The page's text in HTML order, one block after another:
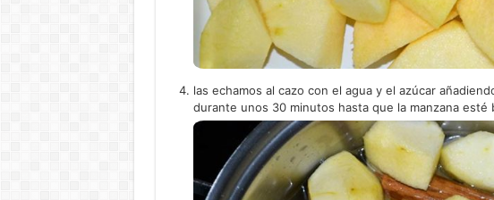
las echamos al cazo con el agua y el azúcar
durante unos 30 minutos hasta que la manzana esté